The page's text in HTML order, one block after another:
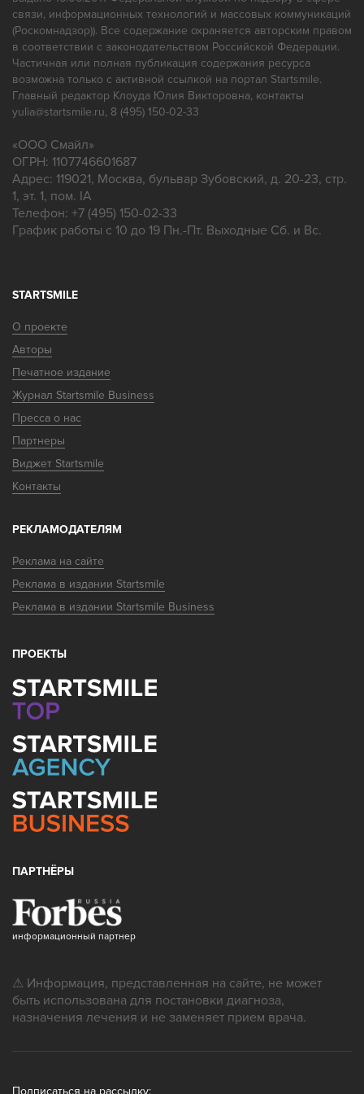
связи, информационных технологий и массовых коммуникаций
(Роскомнадзор)). Все содержание охраняется авторским правом
в соответствии с законодательством Российской Федерации.
Частичная или полная публикация содержания ресурса
возможна только с активной ссылкой на портал Startsmile.
Главный редактор Клоуда Юлия Викторовна, контакты
yulia@startsmile.ru, 8 (495) 150-02-33
«ООО Смайл»
ОГРН: 1107746601687
Адрес: 119021, Москва, бульвар Зубовский, д. 20-23, стр.
1, эт. 1, пом. IA
Телефон: +7 (495) 150-02-33
График работы с 10 до 19 Пн.-Пт. Выходные Сб. и Вс.
STARTSMILE
О проекте
Авторы
Печатное издание
Журнал Startsmile Business
Пресса о нас
Партнеры
Виджет Startsmile
Контакты
РЕКЛАМОДАТЕЛЯМ
Реклама на сайте
Реклама в издании Startsmile
Реклама в издании Startsmile Business
ПРОЕКТЫ
ПАРТНЁРЫ
информационный партнер
⚠ Информация, представленная на сайте, не может
быть использована для постановки диагноза,
назначения лечения и не заменяет прием врача.